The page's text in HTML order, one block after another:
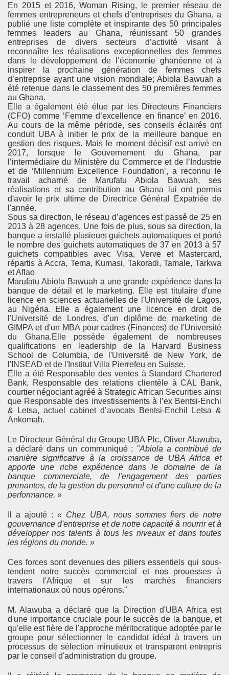
En 2015 et 2016, Woman Rising, le premier réseau de
femmes entrepreneurs et chefs d’entreprises du Ghana, a
publié une liste complète et inspirante des 50 principales
femmes leaders au Ghana, réunissant 50 grandes
entreprises de divers secteurs d’activité visant à
reconnaître les réalisations exceptionnelles des femmes
dans le développement de l’économie ghanéenne et à
inspirer la prochaine génération de femmes chefs
d’entreprise ayant une vision mondiale; Abiola Bawuah a
été retenue dans le classement des 50 premières femmes
au Ghana.
Elle a également été élue par les Directeurs Financiers
(CFO) comme ‘Femme d’excellence en finance’ en 2016.
Au cours de la même période, ses conseils éclairés ont
conduit UBA à initier le prix de la meilleure banque en
gestion des risques. Mais le moment décisif est arrivé en
2017, lorsque le Gouvernement du Ghana, par
l’intermédiaire du Ministère du Commerce et de l’Industrie
et de ‘Millennium Excellence Foundation’, a reconnu le
travail acharné de Marufatu Abiola Bawuah, ses
réalisations et sa contribution au Ghana lui ont permis
d'avoir le prix ultime de Directrice Général Expatriée de
l'année.
Sous sa direction, le réseau d’agences est passé de 25 en
2013 à 28 agences. Une fois de plus, sous sa direction, la
banque a installé plusieurs guichets automatiques et porté
le nombre des guichets automatiques de 37 en 2013 à 57
guichets compatibles avec Visa, Verve et Mastercard,
répartis à Accra, Tema, Kumasi, Takoradi, Tamale, Tarkwa
et Aflao
Marufatu Abiola Bawuah a une grande expérience dans la
banque de détail et le marketing. Elle est titulaire d'une
licence en sciences actuarielles de l'Université de Lagos,
au Nigéria. Elle a également une licence en droit de
l'Université de Londres, d'un diplôme de marketing de
GIMPA et d'un MBA pour cadres (Finances) de l'Université
du Ghana.Elle possède également de nombreuses
qualifications en leadership de la Harvard Business
School de Columbia, de l'Université de New York, de
l'INSEAD et de l'Institut Villa Pierrefeu en Suisse.
Elle a été Responsable des ventes à Standard Chartered
Bank, Responsable des relations clientèle à CAL Bank,
courtier négociant agréé à Strategic African Securities ainsi
que Responsable des investissements à l’ex Bentsi-Enchi
& Letsa, actuel cabinet d’avocats Bentsi-Enchil Letsa &
Ankomah.
Le Directeur Général du Groupe UBA Plc, Oliver Alawuba,
a déclaré dans un communiqué : "Abiola a contribué de
manière significative à la croissance de UBA Africa et
apporte une riche expérience dans le domaine de la
banque commerciale, de l'engagement des parties
prenantes, de la gestion du personnel et d'une culture de la
performance. »
Il a ajouté :« Chez UBA, nous sommes fiers de notre
gouvernance d'entreprise et de notre capacité à nourrir et à
développer nos talents à tous les niveaux et dans toutes
les régions du monde. »
Ces forces sont devenues des piliers essentiels qui sous-
tendent notre succès commercial et nos prouesses à
travers l'Afrique et sur les marchés financiers
internationaux où nous opérons."
M. Alawuba a déclaré que la Direction d'UBA Africa est
d'une importance cruciale pour le succès de la banque, et
qu'elle est fière de l'approche méritocratique adoptée par le
groupe pour sélectionner le candidat idéal à travers un
processus de sélection minutieux et transparent entrepris
par le conseil d'administration du groupe.